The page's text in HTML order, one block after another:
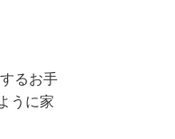
るお手
うに家